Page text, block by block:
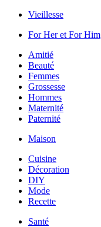
Vieillesse
For Her et For Him
Amitié
Beauté
Femmes
Grossesse
Hommes
Maternité
Paternité
Maison
Cuisine
Décoration
DIY
Mode
Recette
Santé